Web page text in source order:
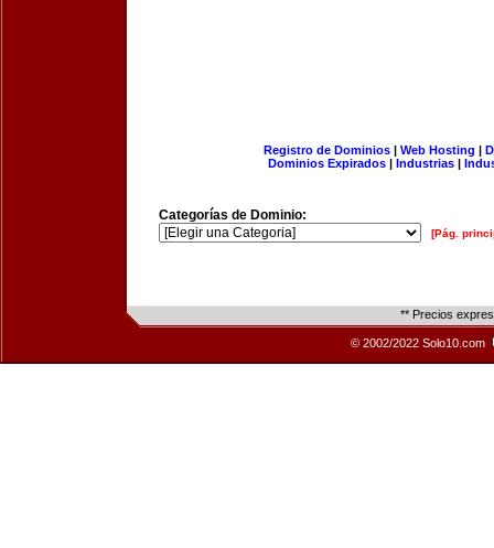
Registro de Dominios| Web Hosting |
Dominios Expirados | Industrias |
Categorías de Dominio:
[Pág.
** Precios
© 2002/2022 Solo10.com